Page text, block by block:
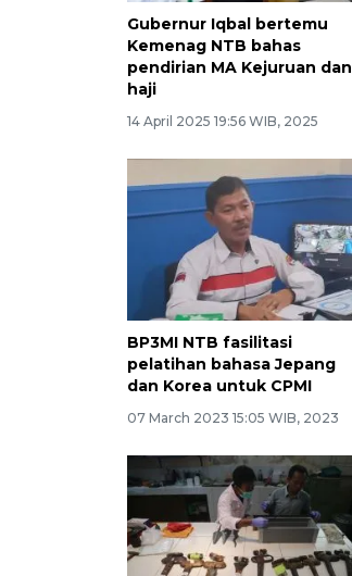
Gubernur Iqbal bertemu
Kemenag NTB bahas
pendirian MA Kejuruan dan
haji
14 April 2025 19:56 WIB, 2025
BP3MI NTB fasilitasi
pelatihan bahasa Jepang
dan Korea untuk CPMI
07 March 2023 15:05 WIB, 2023